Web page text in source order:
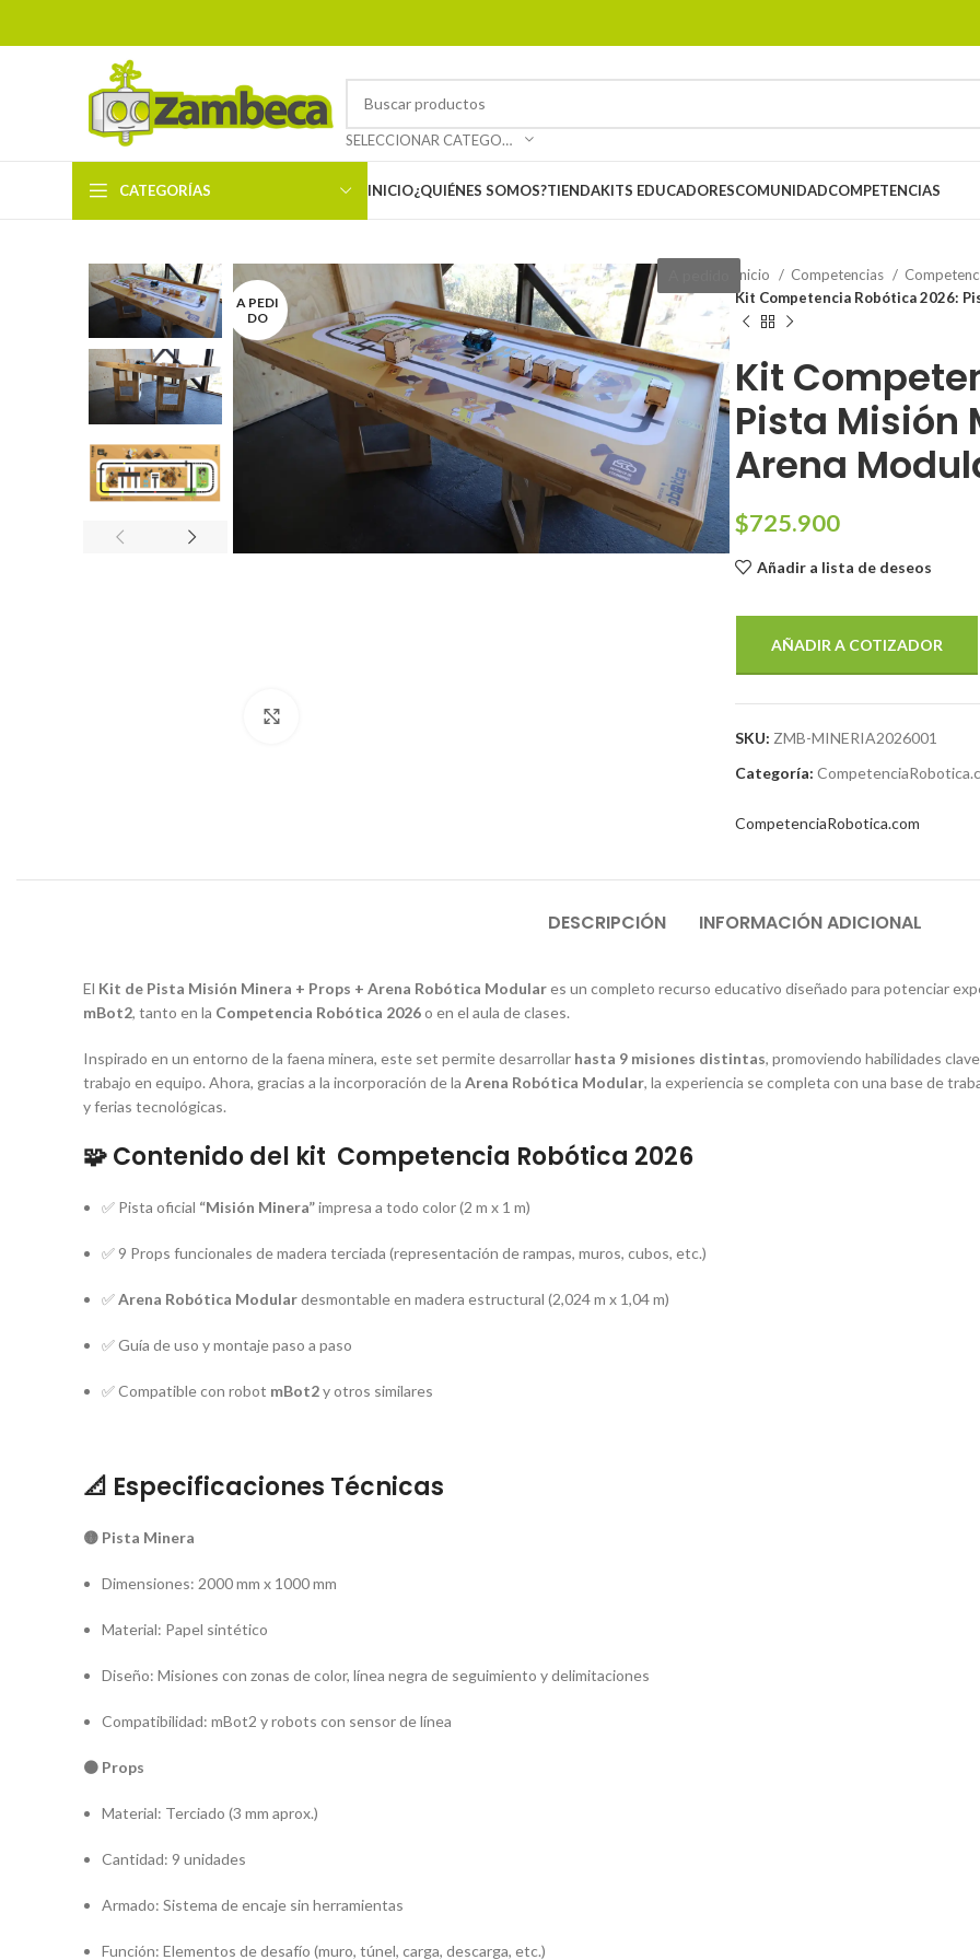
SELECCIONAR CATEGORÍA
CATEGORÍAS INICIO¿QUIÉNES SOMOS?TIENDAKITS EDUCADORESCOMUNIDADCOMPETENCIAS
A PEDI
DO
Inicio Competencias
Kit Competencia Robótica 2026:
Kit
Pista Misión
Arena
$725.900
Añadir a lista de deseos
AÑADIR A COTIZADOR
SKU: ZMB-MINERIA2026001
Categoría:
CompetenciaRobotica.com
DESCRIPCIÓN INFORMACIÓN ADICIONAL
El Kit de Pista Misión Minera + Props + Arena Robótica Modulares un completo recurso educativo diseñado para potenciar
mBot2, tanto en la Competencia Robótica 2026o en el aula de clases.
Inspirado en un entorno de la faena minera, este set permite desarrollar hasta 9 misiones distintas, promoviendo habilidades
trabajo en equipo. Ahora, gracias a la incorporación de la Arena Robótica Modular, la experiencia se completa con una base de
y ferias tecnológicas.
🧩Contenido del kit Competencia Robótica 2026
✅ Pista oficial “Misión Minera”impresa a todo color (2 m x 1 m)
✅ 9 Props funcionales de madera terciada (representación de rampas, muros, cubos, etc.)
✅Arena Robótica Modulardesmontable en madera estructural (2,024 m x 1,04 m)
✅ Guía de uso y montaje paso a paso
✅ Compatible con robot mBot2y otros similares
📐 Especificaciones Técnicas
🟡 Pista Minera
Dimensiones: 2000 mm x 1000 mm
Material: Papel sintético
Diseño: Misiones con zonas de color, línea negra de seguimiento y delimitaciones
Compatibilidad: mBot2 y robots con sensor de línea
🟤 Props
Material: Terciado (3 mm aprox.)
Cantidad: 9 unidades
Armado: Sistema de encaje sin herramientas
Función: Elementos de desafío (muro, túnel, carga, descarga, etc.)